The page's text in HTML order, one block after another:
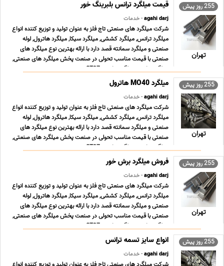
255 روز پیش
تهران
agahi darj- خدمات
شرکت میلگرد های صنعتی تاج فلز به عنوان تولید و توزیع کننده انواع
میلگرد ترانس, میلگرد کششی, میلگرد سیکا, میلگرد هاترول, لوله
صنعتی و میلگرد سمانته قصد دارد با ارائه بهترین نوع میلگرد های
صنعتی با قیمت مناسب تحولی در صنعت پخش میلگرد های صنعتی,
میلگرد ترانس, میلگرد ترانسی ST37 , می ... ...
255 روز پیش
تهران
agahi darj- خدمات
شرکت میلگرد های صنعتی تاج فلز به عنوان تولید و توزیع کننده انواع
میلگرد ترانس, میلگرد کششی, میلگرد سیکا, میلگرد هاترول, لوله
صنعتی و میلگرد سمانته قصد دارد با ارائه بهترین نوع میلگرد های
صنعتی با قیمت مناسب تحولی در صنعت پخش میلگرد های صنعتی,
میلگرد ترانس, میلگرد ترانسی ST37 , می ... ...
255 روز پیش
تهران
agahi darj- خدمات
شرکت میلگرد های صنعتی تاج فلز به عنوان تولید و توزیع کننده انواع
میلگرد ترانس, میلگرد کششی, میلگرد سیکا, میلگرد هاترول, لوله
صنعتی و میلگرد سمانته قصد دارد با ارائه بهترین نوع میلگرد های
صنعتی با قیمت مناسب تحولی در صنعت پخش میلگرد های صنعتی,
میلگرد ترانس, میلگرد ترانسی ST37 , می ... ...
255 روز پیش
agahi darj- خدمات